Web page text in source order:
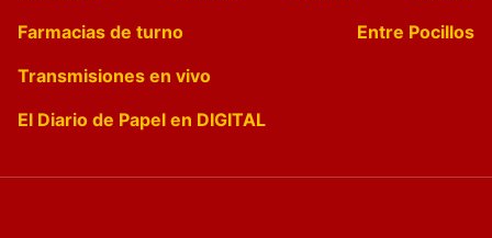
Farmacias de turno
Entre Pocillos
Transmisiones en vivo
El Diario de Papel en DIGITAL